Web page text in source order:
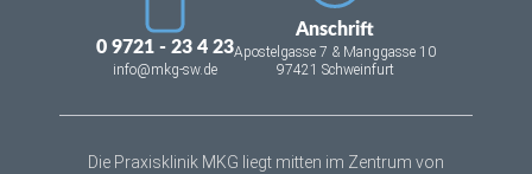
0 9721 - 23 4 23
info@mkg-sw.de
Anschrift
Apostelgasse 7 & Manggasse 10
97421 Schweinfurt
Die Praxisklinik MKG liegt mitten im Zentrum von